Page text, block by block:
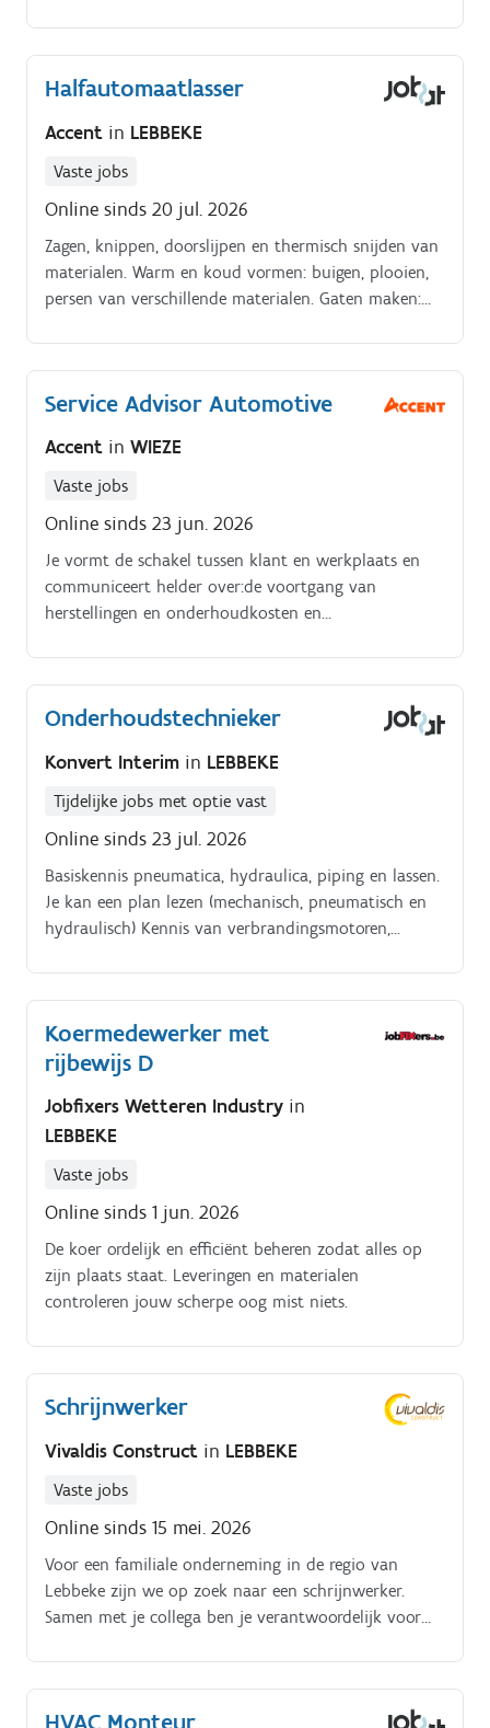
Halfautomaatlasser
Accent in LEBBEKE
Vaste jobs
Online sinds 20 jul. 2026
Zagen, knippen, doorslijpen en thermisch snijden van
materialen. Warm en koud vormen: buigen, plooien,
persen van verschillende materialen. Gaten maken:
niet onder EN 1090 vallen.
Service Advisor Automotive
Accent in WIEZE
Vaste jobs
Online sinds 23 jun. 2026
Je vormt de schakel tussen klant en werkplaats en
communiceert helder over:de voortgang van
herstellingen en onderhoudkosten en
Onderhoudstechnieker
Konvert Interim in LEBBEKE
Tijdelijke jobs met optie vast
Online sinds 23 jul. 2026
Basiskennis pneumatica, hydraulica, piping en lassen.
Je kan een plan lezen (mechanisch, pneumatisch en
hydraulisch) Kennis van verbrandingsmotoren,
Koermedewerker met
rijbewijs D
Jobfixers Wetteren Industry in
LEBBEKE
Vaste jobs
Online sinds 1 jun. 2026
De koer ordelijk en efficiënt beheren zodat alles op
zijn plaats staat. Leveringen en materialen
controleren jouw scherpe oog mist niets.
Schrijnwerker
Vivaldis Construct in LEBBEKE
Vaste jobs
Online sinds 15 mei. 2026
Voor een familiale onderneming in de regio van
Lebbeke zijn we op zoek naar een schrijnwerker.
Samen met je collega ben je verantwoordelijk voor
HVAC Monteur